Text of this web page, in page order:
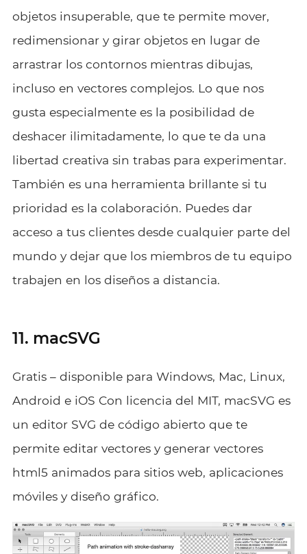
objetos insuperable, que te permite mover,
redimensionar y girar objetos en lugar de
arrastrar los contornos mientras dibujas,
incluso en vectores complejos. Lo que nos
gusta especialmente es la posibilidad de
deshacer ilimitadamente, lo que te da una
libertad creativa sin trabas para experimentar.
También es una herramienta brillante si tu
prioridad es la colaboración. Puedes dar
acceso a tus clientes desde cualquier parte del
mundo y dejar que los miembros de tu equipo
trabajen en los diseños a distancia.
11. macSVG
Gratis – disponible para Windows, Mac, Linux,
Android e iOS Con licencia del MIT, macSVG es
un editor SVG de código abierto que te
permite editar vectores y generar vectores
html5 animados para sitios web, aplicaciones
móviles y diseño gráfico.